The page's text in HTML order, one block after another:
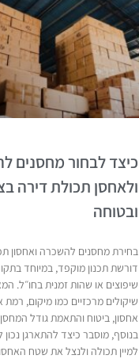
כיצד לבחור מחסנים
ולאחסן תכולת דירה
ובטוחה
בחירת מחסנים להשכרה ואחסון
דורשת תכנון מוקפד, במיוחד
שיפוצים או שהות זמנית בחו״ל.
שיקולים מרכזיים כמו מיקום,
אחסון, ביטוח והתאמת גודל
בנוסף, מוסבר כיצד להתארגן
למיין תכולה ולנצל את שטח